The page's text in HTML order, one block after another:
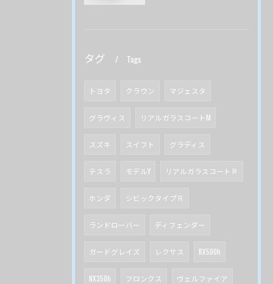
タグ Tags
トヨタ クラウン マジェスタ
グラヴィス リアルガラスコートM
スズキ スイフト グラディス
テスラ モデルY リアルガラスコートＲ
ホンダ シビックタイプＲ
ランドローバー ディフェンダー
ガードグレイズ レクサス RX500h
NX350h フロンクス ヴェルファイア